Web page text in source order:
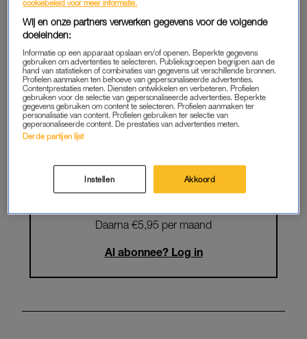
Krijg onbeperkt toegang tot alle
artikelen
Lees LINDA.magazine online
Geniet van te gekke winacties en
lekkere puzzels
START GRATIS MAAND
Daarna €5,95 per maand
Al abonnee? Log in
cookiebeleid voor meer informatie.
Wij en onze partners verwerken gegevens voor de volgende
doeleinden:
Informatie op een apparaat opslaan en/of openen. Beperkte gegevens
gebruiken om advertenties te selecteren. Publieksgroepen begrijpen aan de
hand van statistieken of combinaties van gegevens uit verschillende bronnen.
Profielen aanmaken ten behoeve van gepersonaliseerde advertenties.
Contentprestaties meten. Diensten ontwikkelen en verbeteren. Profielen
gebruiken voor de selectie van gepersonaliseerde advertenties. Beperkte
gegevens gebruiken om content te selecteren. Profielen aanmaken ter
personalisatie van content. Profielen gebruiken ter selectie van
gepersonaliseerde content. De prestaties van advertenties meten.
Derde partijen lijst
Instellen Akkoord